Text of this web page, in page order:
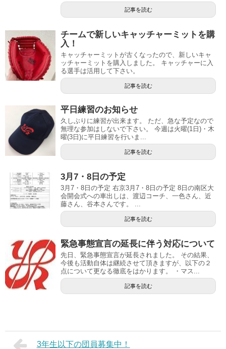
記事を読む
チームで新しいキャッチャーミットを購
入！
キャッチャーミットが古くなったので、新しいキャ
ッチャーミットを購入しました。 キャッチャーに入
る選手は活用して下さい。
記事を読む
平日練習のお知らせ
久しぶりに練習が出来ます。 ただ、急な予定なので
無理な参加はしないで下さい。 今週は火曜(1日)・木
曜(3日)に平日練習を行いま...
記事を読む
3月7・8日の予定
3月7・8日の予定 右京3月7・8日の予定 8日の南区大
会開会式への車出しは、渡辺コーチ、一色さん、近
藤さん、谷本さんです。 ...
記事を読む
緊急事態宣言の延長に伴う対応について
先日、緊急事態宣言が延長されました。 その結果、
今後も活動自体は継続させて頂きますが、以下の２
点について更なる徹底をはかります。 ・マス...
記事を読む
3年生以下の団員募集中！